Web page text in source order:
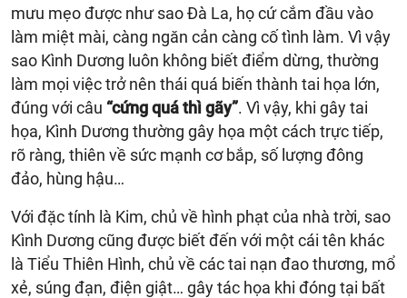
mưu mẹo được như sao Đà La, họ cứ cắm đầu vào
làm miệt mài, càng ngăn cản càng cố tình làm. Vì vậy
sao Kình Dương luôn không biết điểm dừng, thường
làm mọi việc trở nên thái quá biến thành tai họa lớn,
đúng với câu “cứng quá thì gãy”. Vì vậy, khi gây tai
họa, Kình Dương thường gây họa một cách trực tiếp,
rõ ràng, thiên về sức mạnh cơ bắp, số lượng đông
đảo, hùng hậu…
Với đặc tính là Kim, chủ về hình phạt của nhà trời, sao
Kình Dương cũng được biết đến với một cái tên khác
là Tiểu Thiên Hình, chủ về các tai nạn đao thương, mổ
xẻ, súng đạn, điện giật… gây tác họa khi đóng tại bất